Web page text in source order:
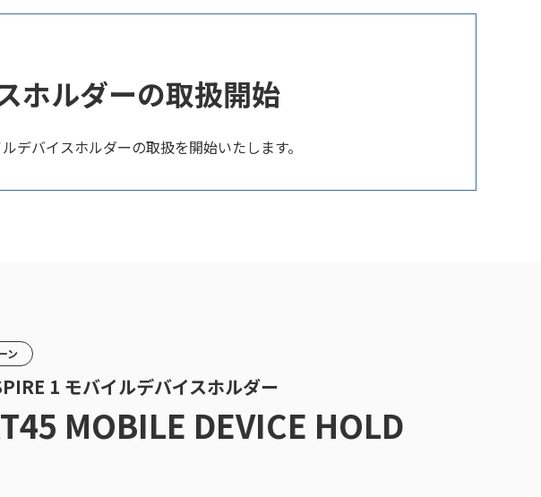
ホルダーの取扱開始
デバイスホルダーの取扱を開始いたします。
ン
1 モバイルデバイスホルダー
MOBILE DEVICE HOLD